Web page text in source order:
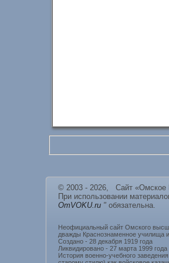
© 2003 - 2026, Сайт
При использовании
OmVOKU.ru " обязательна.
Неофициальный сайт Омского
дважды Краснознаменное училища
Создано - 28 декабря 1919 года
Ликвидировано - 27 марта 1999 года
История военно-учебного